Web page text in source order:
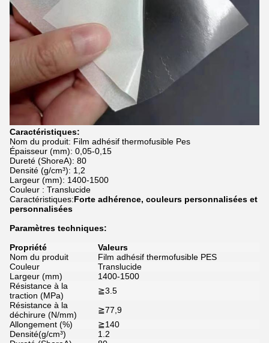
Caractéristiques:
Nom du produit: Film adhésif thermofusible Pes
Épaisseur (mm): 0,05-0,15
Dureté (ShoreA): 80
Densité (g/cm³): 1,2
Largeur (mm): 1400-1500
Couleur : Translucide
Caractéristiques:Forte adhérence, couleurs personnalisées et
personnalisées
Paramètres techniques:
Propriété
Valeurs
Nom du produit
Film adhésif thermofusible PES
Couleur
Translucide
Largeur (mm)
1400-1500
Résistance à la
traction (MPa)
≧3.5
Résistance à la
déchirure (N/mm)
≧77,9
Allongement (%)
≧140
Densité(g/cm³)
1.2